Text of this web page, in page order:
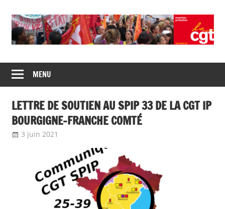
content
CGT
insertion
probation
de
syndicats
CGT
insertion
probation
MENU
LETTRE DE SOUTIEN AU SPIP 33 DE LA CGT IP
BOURGIGNE-FRANCHE COMTÉ
3 juin 2021